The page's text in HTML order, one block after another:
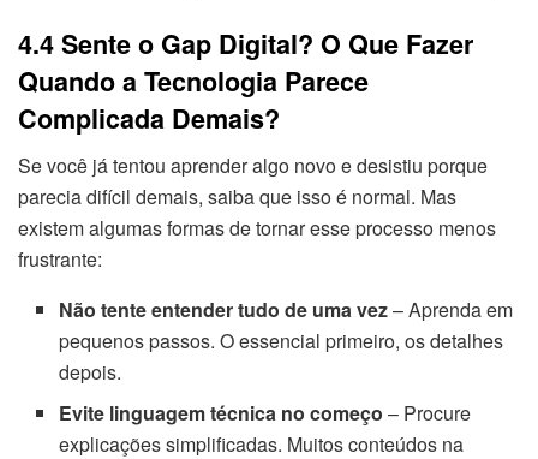
4.4 Sente o Gap Digital? O Que Fazer
Quando a Tecnologia Parece
Complicada Demais?
Se você já tentou aprender algo novo e desistiu porque
parecia difícil demais, saiba que isso é normal. Mas
existem algumas formas de tornar esse processo menos
frustrante:
Não tente entender tudo de uma vez– Aprenda em
pequenos passos. O essencial primeiro, os detalhes
depois.
Evite linguagem técnica no começo – Procure
explicações simplificadas. Muitos conteúdos na